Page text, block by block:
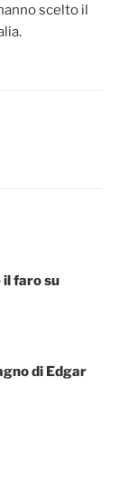
scelto il
faro su
di Edgar